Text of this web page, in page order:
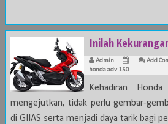
Inilah
Admin Add
honda adv 150
Kehadiran
mengejutkan, tidak perlu gembar-
di GIIAS serta menjadi daya tarik bagi